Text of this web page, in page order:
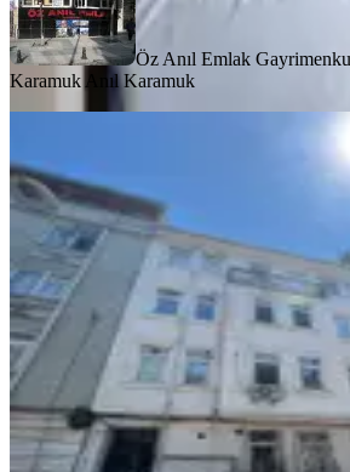
Öz Anıl Emlak
Karamuk Anıl Karamuk
Fatih
Binadan Eşyalı
Fatih, Koca Mustafapaşa
1+1· 65 m²·3. Kat·
35.000 ₺
Öz Anıl Emlak GayrimenkulNesime
Ara